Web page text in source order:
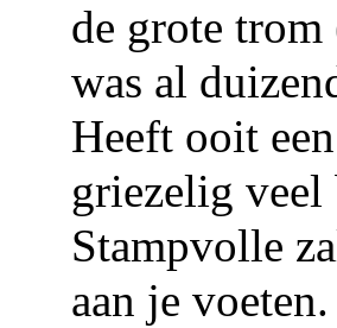
de grote
was al
Heeft ooit
griezelig
Stampvolle
aan je